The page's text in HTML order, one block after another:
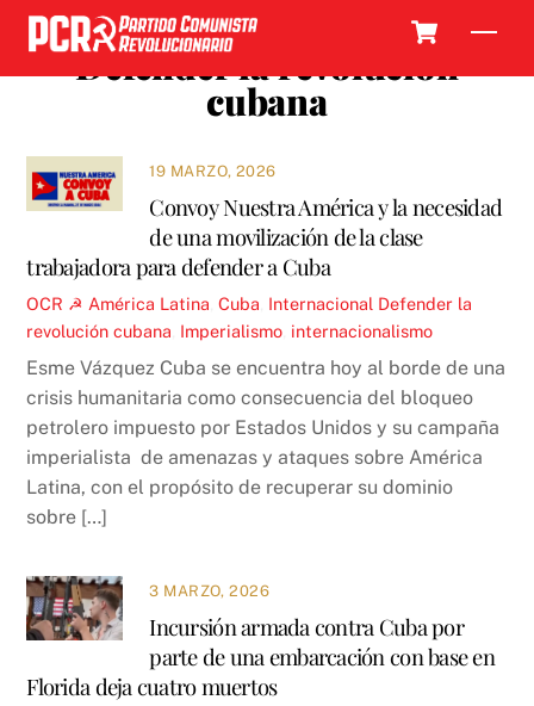
Skip
content Defender la revolución
cubana
19 MARZO, 2026
Convoy Nuestra América y la necesidad
de una movilización de la clase
trabajadora para defender a Cuba
OCR ☭ América Latina ,Cuba Internacional Defender la
revolución cubana Imperialismo internacionalismo
Esme Vázquez Cuba se encuentra hoy al borde de una
crisis humanitaria como consecuencia del bloqueo
petrolero impuesto por Estados Unidos y su campaña
imperialista de amenazas y ataques sobre América
Latina, con el propósito de recuperar su dominio
sobre […]
3 MARZO, 2026
Incursión armada contra Cuba por
parte de una embarcación con base en
Florida deja cuatro muertos